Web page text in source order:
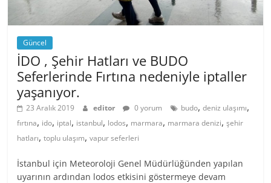
Güncel
İDO , Şehir Hatları ve BUDO
Seferlerinde Fırtına nedeniyle iptaller
yaşanıyor.
23 Aralık 2019 editor 0 yorum budo,deniz ulaşımı,
fırtına, ido, iptal, istanbul, lodos, marmara, marmara denizi,şehir
hatları,toplu ulaşım,vapur seferleri
İstanbul için Meteoroloji Genel Müdürlüğünden yapılan
uyarının ardından lodos etkisini göstermeye devam